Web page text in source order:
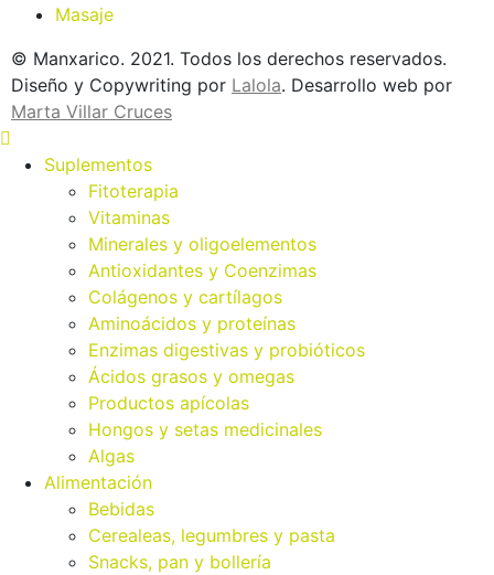
Masaje
© Manxarico. 2021. Todos los derechos reservados.
Diseño y Copywriting por Lalola. Desarrollo web por
Marta Villar Cruces
Suplementos
Fitoterapia
Vitaminas
Minerales y oligoelementos
Antioxidantes y Coenzimas
Colágenos y cartílagos
Aminoácidos y proteínas
Enzimas digestivas y probióticos
Ácidos grasos y omegas
Productos apícolas
Hongos y setas medicinales
Algas
Alimentación
Bebidas
Cerealeas, legumbres y pasta
Snacks, pan y bollería